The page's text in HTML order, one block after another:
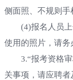
侧面照、不规则手
(4)报名人员上
使用的照片，请务
3.“报考资格审
关事项，请应聘